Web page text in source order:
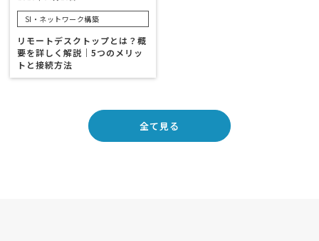
SI・ネットワーク構築
リモートデスクトップとは？概
要を詳しく解説｜5つのメリッ
トと接続方法
全て見る